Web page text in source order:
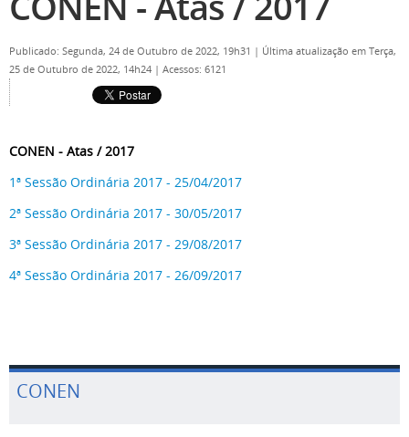
Publicado: Segunda, 24 de Outubro de 2022, 19h31 | Última atualização em Terça,
25 de Outubro de 2022, 14h24 | Acessos: 6121
CONEN - Atas / 2017
1ª Sessão Ordinária 2017 - 25/04/2017
2ª Sessão Ordinária 2017 - 30/05/2017
3ª Sessão Ordinária 2017 - 29/08/2017
4ª Sessão Ordinária 2017 - 26/09/2017
CONEN